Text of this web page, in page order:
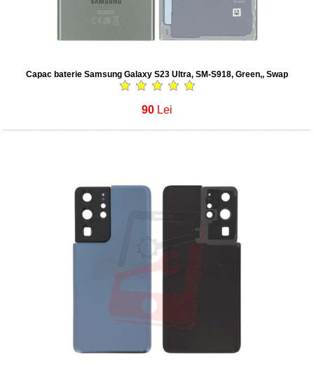
Capac baterie Samsung Galaxy S23 Ultra, SM-S918, Green,, Swap
90 Lei